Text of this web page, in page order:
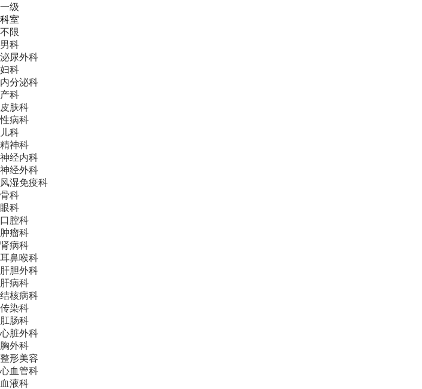
一级
科室
不限
男科
泌尿外科
妇科
内分泌科
产科
皮肤科
性病科
儿科
精神科
神经内科
神经外科
风湿免疫科
骨科
眼科
口腔科
肿瘤科
肾病科
耳鼻喉科
肝胆外科
肝病科
结核病科
传染科
肛肠科
心脏外科
胸外科
整形美容
心血管科
血液科